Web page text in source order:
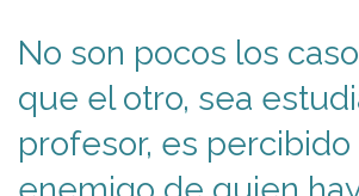
No son pocos los
que el otro, sea
profesor, es